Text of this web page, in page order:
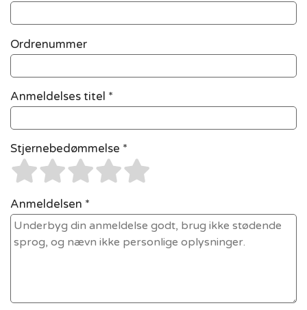
Ordrenummer
Anmeldelses titel *
Stjernebedømmelse *
Anmeldelsen *